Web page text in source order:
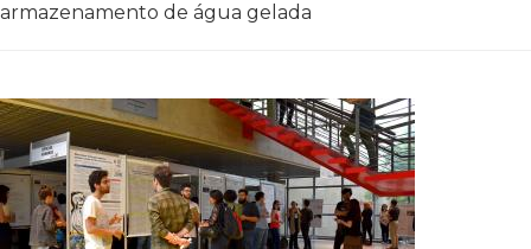
armazenamento de água gelada